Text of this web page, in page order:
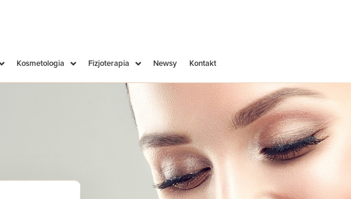
Kosmetologia Fizjoterapia Newsy Kontakt